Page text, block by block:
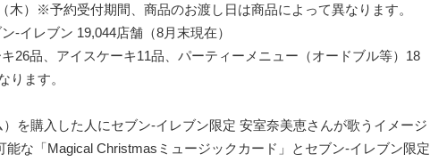
木）※予約受付期間、商品のお渡し日は商品によって異なります。
‐イレブン 19,044店舗（8月末現在）
26品、アイスケーキ11品、パーティーメニュー（オードブル等）18
ります。
を購入した人にセブン‐イレブン限定 安室奈美恵さんが歌うイメージ
能な「Magical Christmasミュージックカード」とセブン‐イレブン限定